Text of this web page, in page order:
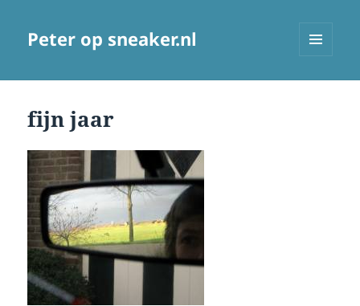
Peter op sneaker.nl
fijn jaar